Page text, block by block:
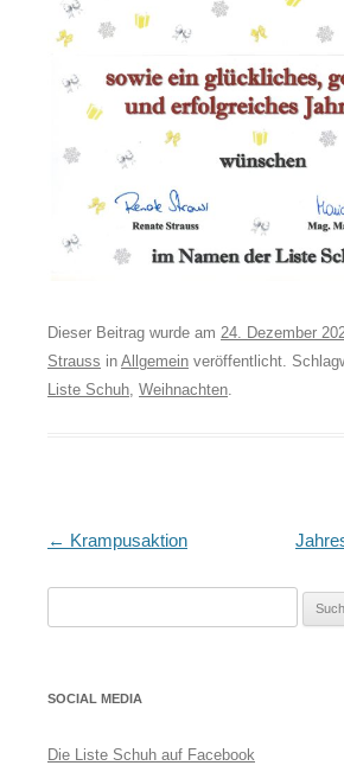
Dieser Beitrag wurde am 24. Dezember
Strauss in Allgemein veröffentlicht.
Liste Schuh Weihnachten
Artikel-
← Krampusaktion
nach:
SOCIAL MEDIA
Die Liste Schuh auf Facebook